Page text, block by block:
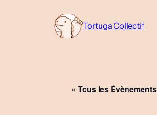
Tortuga Collectif
« Tous les Évènements